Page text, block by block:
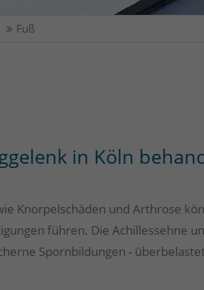
Fuß
in Köln
Knorpelschäden und Arthrose
führen. Die Achillessehne
Spornbildungen -